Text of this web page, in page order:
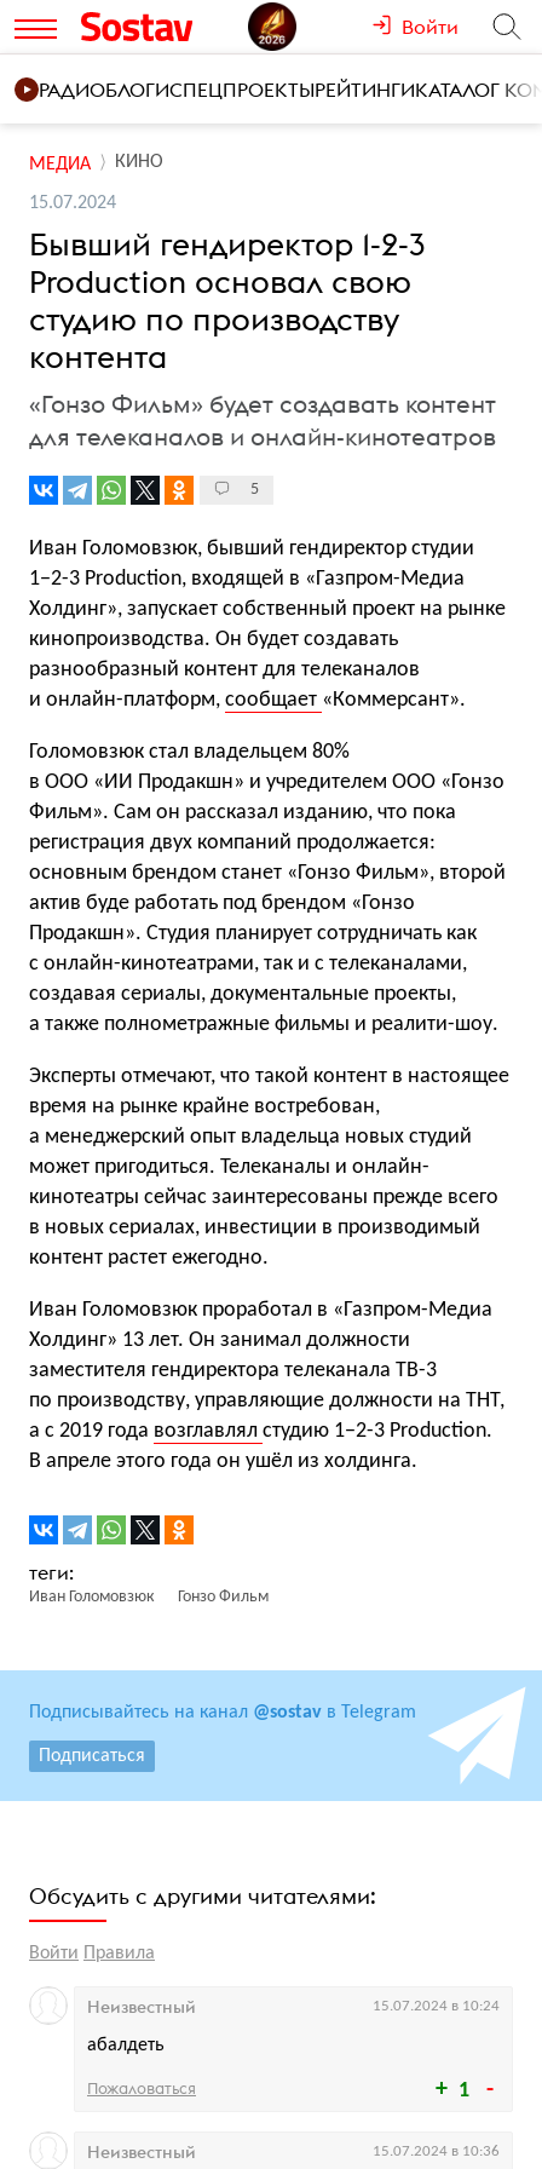
Войти
РАДИОБЛОГИСПЕЦПРОЕКТЫРЕЙТИНГИКАТАЛОГ
МЕДИА КИНО
15.07.2024
Бывший гендиректор 1-2-3
Production основал свою
студию по производству
контента
«Гонзо Фильм» будет создавать контент
для телеканалов и онлайн-кинотеатров
5
Иван Голомовзюк, бывший гендиректор студии
1−2-3 Production, входящей в «Газпром-Медиа
Холдинг», запускает собственный проект на рынке
кинопроизводства. Он будет создавать
разнообразный контент для телеканалов
и онлайн-платформ, сообщает «Коммерсант».
Голомовзюк стал владельцем 80%
в ООО «ИИ Продакшн» и учредителем ООО «Гонзо
Фильм». Сам он рассказал изданию, что пока
регистрация двух компаний продолжается:
основным брендом станет «Гонзо Фильм», второй
актив буде работать под брендом «Гонзо
Продакшн». Студия планирует сотрудничать как
с онлайн-кинотеатрами, так и с телеканалами,
создавая сериалы, документальные проекты,
а также полнометражные фильмы и реалити-шоу.
Эксперты отмечают, что такой контент в настоящее
время на рынке крайне востребован,
а менеджерский опыт владельца новых студий
может пригодиться. Телеканалы и онлайн-
кинотеатры сейчас заинтересованы прежде всего
в новых сериалах, инвестиции в производимый
контент растет ежегодно.
Иван Голомовзюк проработал в «Газпром-Медиа
Холдинг» 13 лет. Он занимал должности
заместителя гендиректора телеканала ТВ-3
по производству, управляющие должности на ТНТ,
а с 2019 года возглавлял студию 1−2-3 Production.
В апреле этого года он ушёл из холдинга.
Иван Голомовзюк Гонзо Фильм
Подписывайтесь на канал @sostav в Telegram
Подписаться
Обсудить с другими читателями:
Войти Правила
1
абалдеть
Неизвестный 15.07.2024 в 10:24
Пожаловаться
Неизвестный 15.07.2024 в 10:36